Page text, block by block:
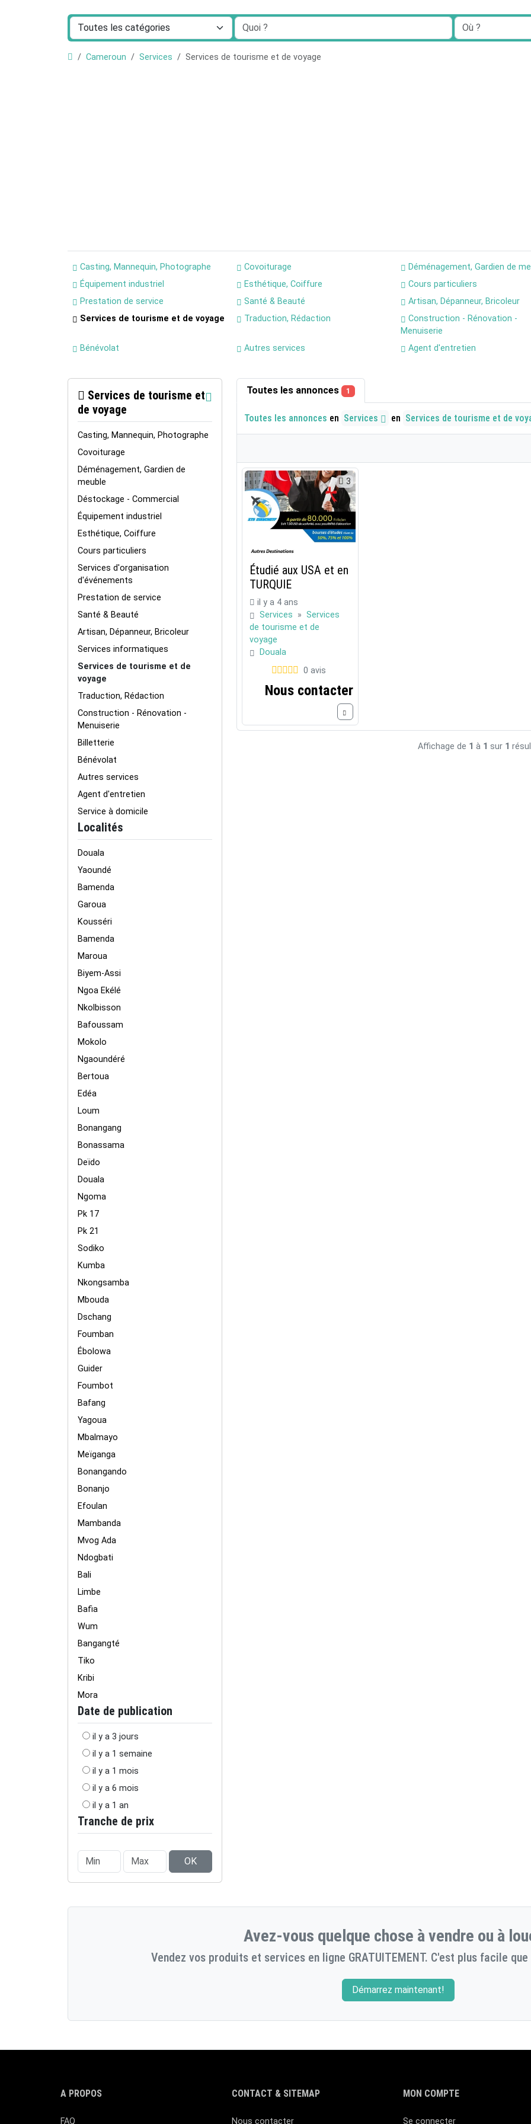
Cameroun Services Services de tourisme et de voyage
Casting, Mannequin, Photographe Covoiturage
Déménagement, Gardien de
Équipement industriel
Esthétique, Coiffure
Cours particuliers
Prestation de service
Santé & Beauté
Artisan, Dépanneur, Bricoleur
Services de tourisme et de voyage
Traduction, Rédaction
Construction - Rénovation -
Menuiserie
Bénévolat
Autres services Agent d'entretien
Services de tourisme et
de voyage
Casting, Mannequin, Photographe
Covoiturage
Déménagement, Gardien de
meuble
Déstockage - Commercial
Équipement industriel
Esthétique, Coiffure
Cours particuliers
Services d'organisation
d'événements
Prestation de service
Santé & Beauté
Artisan, Dépanneur, Bricoleur
Services informatiques
Services de tourisme et de
voyage
Traduction, Rédaction
Construction - Rénovation -
Menuiserie
Billetterie
Bénévolat
Autres services
Agent d'entretien
Service à domicile
Localités
Douala
Yaoundé
Bamenda
Garoua
Kousséri
Bamenda
Maroua
Biyem-Assi
Ngoa Ekélé
Nkolbisson
Bafoussam
Mokolo
Ngaoundéré
Bertoua
Edéa
Loum
Bonangang
Bonassama
Deïdo
Douala
Ngoma
Pk 17
Pk 21
Sodiko
Kumba
Nkongsamba
Mbouda
Dschang
Foumban
Ébolowa
Guider
Foumbot
Bafang
Yagoua
Mbalmayo
Meïganga
Bonangando
Bonanjo
Efoulan
Mambanda
Mvog Ada
Ndogbati
Bali
Limbe
Bafia
Wum
Bangangté
Tiko
Kribi
Mora
Date de publication
il y a 3 jours
il y a 1 semaine
il y a 1 mois
il y a 6 mois
il y a 1 an
Tranche de prix
OK
Toutes les annonces 1
Toutes les annonces en Services en Services de tourisme et de
3
Étudié aux USA et en
TURQUIE
il y a 4 ans
Services » Services
de tourisme et de
voyage
Douala
0 avis
Nous contacter
Affichage de 1 à 1 sur 1
Avez-vous quelque chose à vendre ou à
Vendez vos produits et services en ligne GRATUITEMENT. C'est plus facile
Démarrez maintenant!
A PROPOS
FAQ
CONTACT & SITEMAP
Nous contacter
MON COMPTE
Se connecter